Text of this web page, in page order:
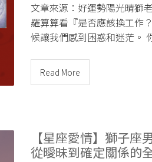
文章來源：好運勢陽光晴獅
羅算算看『是否應該換工作
候讓我們感到困惑和迷茫。
Read More
【星座愛情】獅子
從曖昧到確定關係的